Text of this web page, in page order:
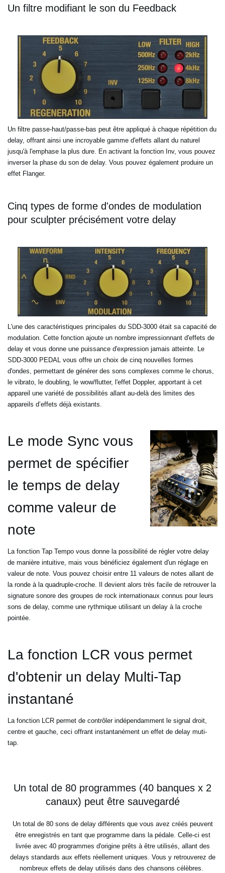
Un filtre modifiant le son du Feedback
Un filtre passe-haut/passe-bas peut être appliqué à chaque répétition du
delay, offrant ainsi une incroyable gamme d'effets allant du naturel
jusqu'à l'emphase la plus dure. En activant la fonction Inv, vous pouvez
inverser la phase du son de delay. Vous pouvez également produire un
effet Flanger.
Cinq types de forme d'ondes de modulation
pour sculpter précisément votre delay
L'une des caractéristiques principales du SDD-3000 était sa capacité de
modulation. Cette fonction ajoute un nombre impressionnant d'effets de
delay et vous donne une puissance d'expression jamais atteinte. Le
SDD-3000 PEDAL vous offre un choix de cinq nouvelles formes
d'ondes, permettant de générer des sons complexes comme le chorus,
le vibrato, le doubling, le wow/flutter, l'effet Doppler, apportant à cet
appareil une variété de possibilités allant au-delà des limites des
appareils d’effets déjà existants.
Le mode Sync vous
permet de spécifier
le temps de delay
comme valeur de
note
La fonction Tap Tempo vous donne la possibilité de régler votre delay
de manière intuitive, mais vous bénéficiez également d'un réglage en
valeur de note. Vous pouvez choisir entre 11 valeurs de notes allant de
la ronde à la quadruple-croche. Il devient alors très facile de retrouver la
signature sonore des groupes de rock internationaux connus pour leurs
sons de delay, comme une rythmique utilisant un delay à la croche
pointée.
La fonction LCR vous permet
d'obtenir un delay Multi-Tap
instantané
La fonction LCR permet de contrôler indépendamment le signal droit,
centre et gauche, ceci offrant instantanément un effet de delay muti-
tap.
Un total de 80 programmes (40 banques x 2
canaux) peut être sauvegardé
Un total de 80 sons de delay différents que vous avez créés peuvent
être enregistrés en tant que programme dans la pédale. Celle-ci est
livrée avec 40 programmes d'origine prêts à être utilisés, allant des
delays standards aux effets réellement uniques. Vous y retrouverez de
nombreux effets de delay utilisés dans des chansons célèbres.